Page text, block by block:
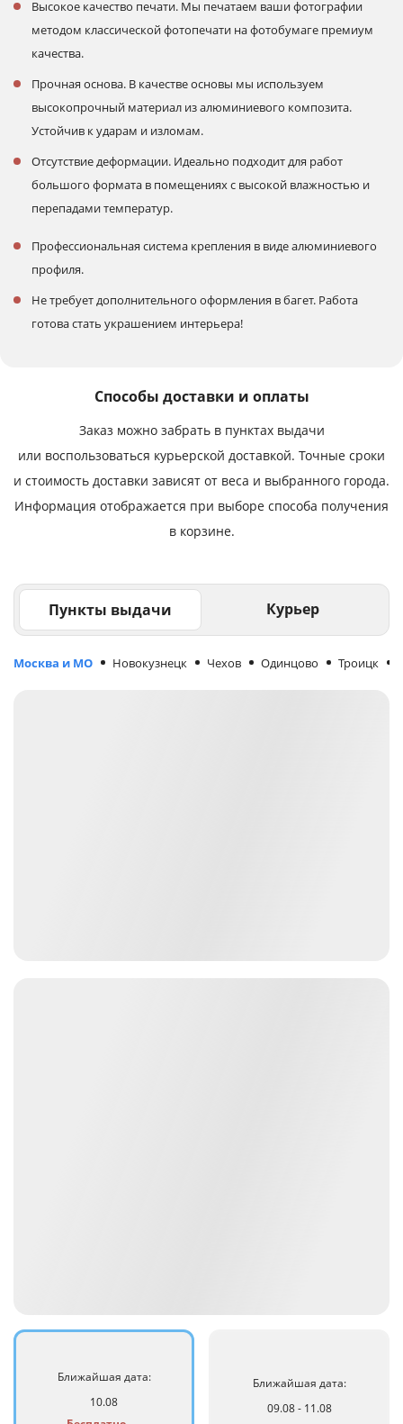
Высокое качество печати. Мы печатаем ваши фотографии
методом классической фотопечати на фотобумаге премиум
качества.
Прочная основа. В качестве основы мы используем
высокопрочный материал из алюминиевого композита.
Устойчив к ударам и изломам.
Отсутствие деформации. Идеально подходит для работ
большого формата в помещениях с высокой влажностью и
перепадами температур.
Профессиональная система крепления в виде алюминиевого
профиля.
Не требует дополнительного оформления в багет. Работа
готова стать украшением интерьера!
Способы доставки и оплаты
Заказ можно забрать в пунктах выдачи
или воспользоваться курьерской доставкой. Точные сроки
и стоимость доставки зависят от веса и выбранного города.
Информация отображается при выборе способа получения
в корзине.
Пункты выдачи Курьер
Москва и МО Новокузнецк Чехов Одинцово Троицк
Ближайшая дата:
10.08
Ближайшая дата:
09.08 - 11.08